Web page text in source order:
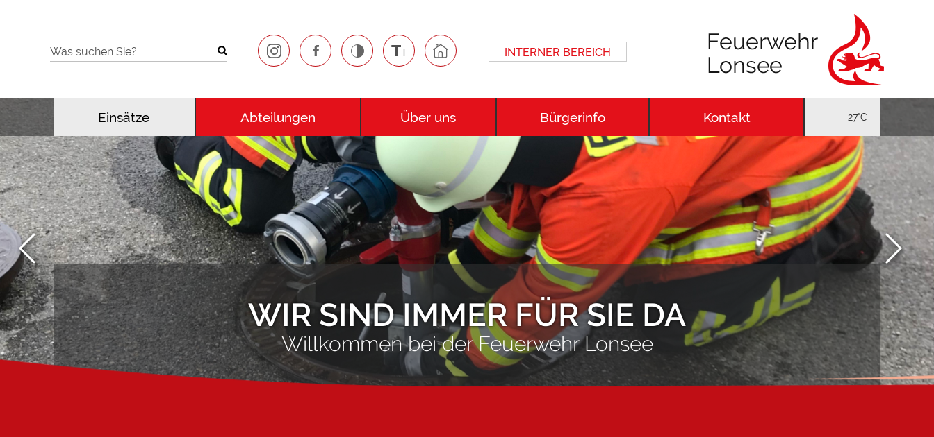
Was suchen Sie? INTERNER BEREICH
Einsätze Abteilungen Über uns Bürgerinfo Kontakt 27°C
Next
WIR SIND IMMER FÜR SIE DA
Willkommen bei der Feuerwehr Lonsee